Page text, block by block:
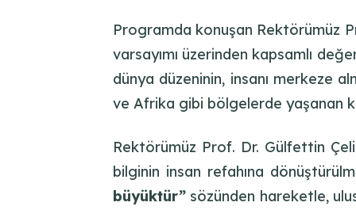
Programda konuşan Rektörümüz
varsayımı üzerinden kapsamlı
dünya düzeninin, insanı merkeze
ve Afrika gibi bölgelerde yaşanan
Rektörümüz Prof. Dr. Gülfettin
bilginin insan refahına
büyüktür” sözünden hareketle,